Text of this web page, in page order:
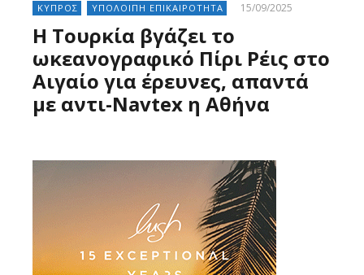
ΚΥΠΡΟΣ ΥΠΟΛΟΙΠΗ ΕΠΙΚΑΙΡΟΤΗΤΑ 15/09/2025
Η Τουρκία βγάζει το
ωκεανογραφικό Πίρι Ρέις στο
Αιγαίο για έρευνες, απαντά
με αντι-Navtex η Αθήνα